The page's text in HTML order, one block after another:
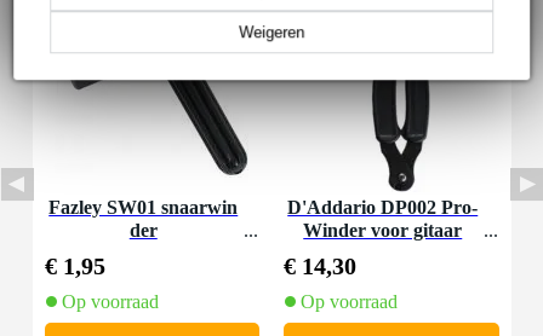
Weigeren
Fazley SW01 snaarwin
der
€ 1,95
Op voorraad
D'Addario DP002 Pro-
Winder voor gitaar
€ 14,30
Op voorraad